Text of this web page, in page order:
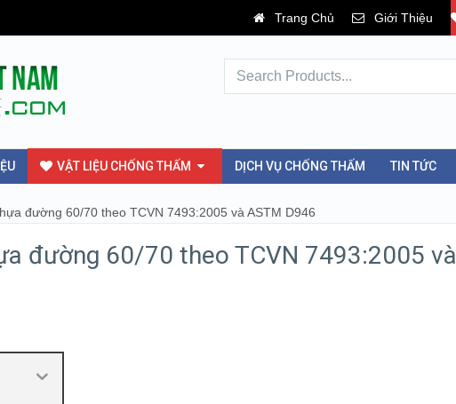
Trang Chủ Giới Thiệu
VẬT LIỆU CHỐNG THẤM DỊCH VỤ CHỐNG THẤM TIN TỨC
đường 60/70 theo TCVN 7493:2005 và ASTM D946
đường 60/70 theo TCVN 7493:2005 và